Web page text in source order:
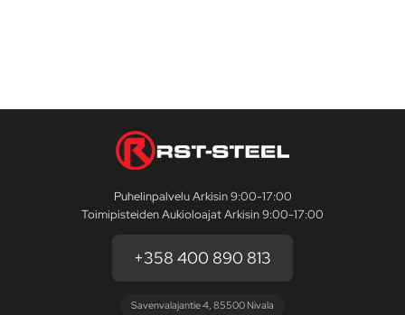
Puhelinpalvelu Arkisin 9:00-17:00
Toimipisteiden Aukioloajat Arkisin 9:00-17:00
+358 400 890 813
Savenvalajantie 4, 85500 Nivala